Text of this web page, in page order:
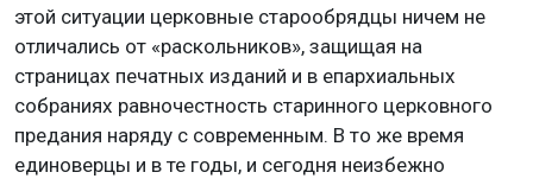
этой ситуации церковные старообрядцы ничем не
отличались от «раскольников», защищая на
страницах печатных изданий и в епархиальных
собраниях равночестность старинного церковного
предания наряду с современным. В то же время
единоверцы и в те годы, и сегодня неизбежно